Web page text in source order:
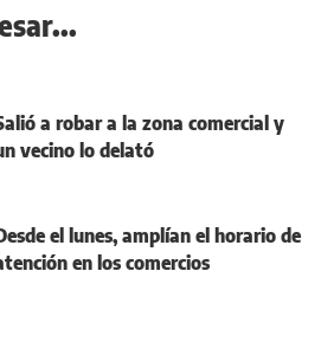
a robar a la zona comercial y
vecino lo delató
el lunes, amplían el horario de
en los comercios